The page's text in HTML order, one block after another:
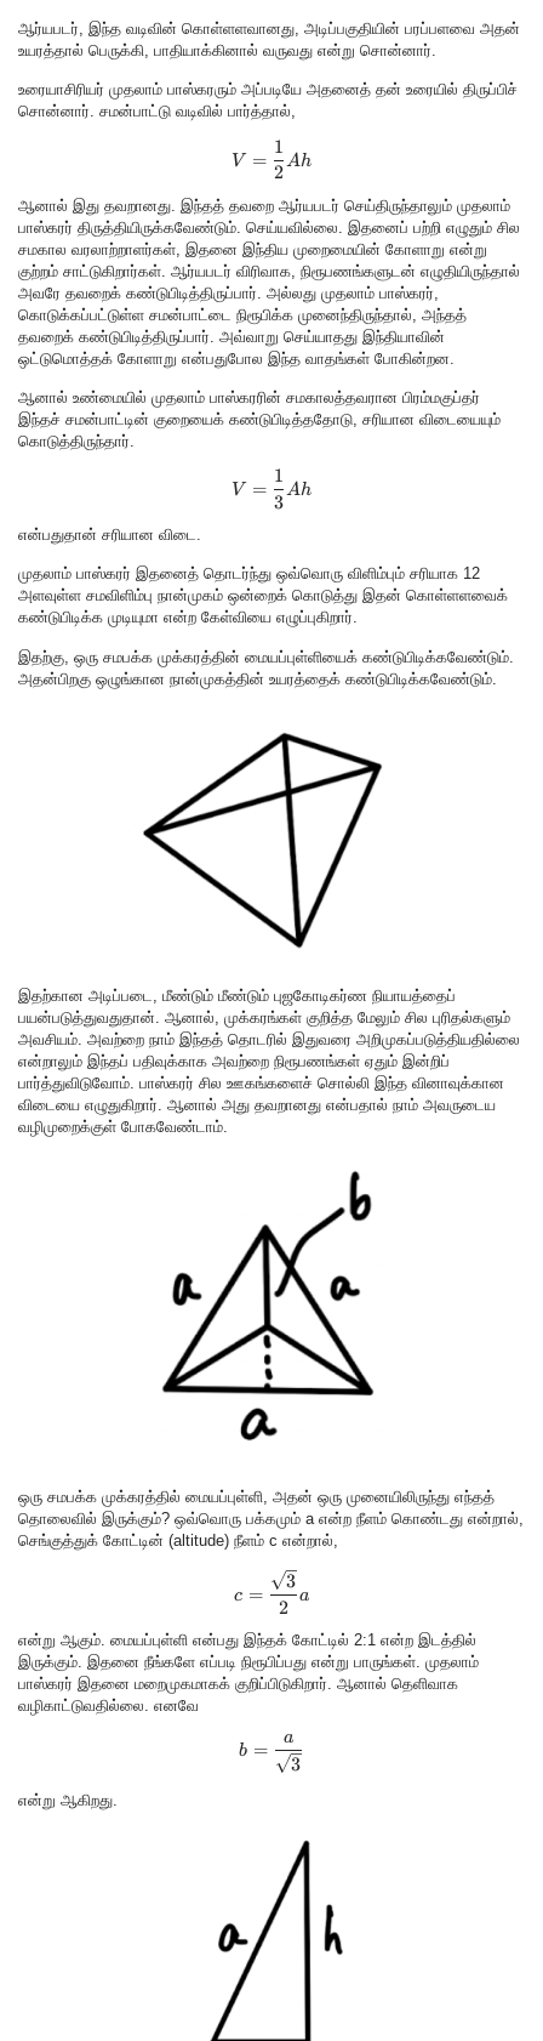
ஆர்யபடர், இந்த வடிவின் கொள்ளளவானது, அடிப்பகுதியின் பரப்பளவை அதன்
உயரத்தால் பெருக்கி, பாதியாக்கினால் வருவது என்று சொன்னார்.
உரையாசிரியர் முதலாம் பாஸ்கரரும் அப்படியே அதனைத் தன் உரையில் திருப்பிச்
சொன்னார். சமன்பாட்டு வடிவில் பார்த்தால்,
V = \frac{1}{2} A h
V =
2
1
A h
ஆனால் இது தவறானது. இந்தத் தவறை ஆர்யபடர் செய்திருந்தாலும் முதலாம்
பாஸ்கரர் திருத்தியிருக்கவேண்டும். செய்யவில்லை. இதனைப் பற்றி எழுதும் சில
சமகால வரலாற்றாளர்கள், இதனை இந்திய முறைமையின் கோளாறு என்று
குற்றம் சாட்டுகிறார்கள். ஆர்யபடர் விரிவாக, நிரூபணங்களுடன் எழுதியிருந்தால்
அவரே தவறைக் கண்டுபிடித்திருப்பார். அல்லது முதலாம் பாஸ்கரர்,
கொடுக்கப்பட்டுள்ள சமன்பாட்டை நிரூபிக்க முனைந்திருந்தால், அந்தத்
தவறைக் கண்டுபிடித்திருப்பார். அவ்வாறு செய்யாதது இந்தியாவின்
ஒட்டுமொத்தக் கோளாறு என்பதுபோல இந்த வாதங்கள் போகின்றன.
ஆனால் உண்மையில் முதலாம் பாஸ்கரரின் சமகாலத்தவரான பிரம்மகுப்தர்
இந்தச் சமன்பாட்டின் குறையைக் கண்டுபிடித்ததோடு, சரியான விடையையும்
கொடுத்திருந்தார்.
V = \frac{1}{3} A h
V =
3
1
Ah
என்பதுதான் சரியான விடை.
முதலாம் பாஸ்கரர் இதனைத் தொடர்ந்து ஒவ்வொரு விளிம்பும் சரியாக 12
அளவுள்ள சமவிளிம்பு நான்முகம் ஒன்றைக் கொடுத்து இதன் கொள்ளளவைக்
கண்டுபிடிக்க முடியுமா என்ற கேள்வியை எழுப்புகிறார்.
இதற்கு, ஒரு சமபக்க முக்கரத்தின் மையப்புள்ளியைக் கண்டுபிடிக்கவேண்டும்.
அதன்பிறகு ஒழுங்கான நான்முகத்தின் உயரத்தைக் கண்டுபிடிக்கவேண்டும்.
இதற்கான அடிப்படை, மீண்டும் மீண்டும் புஜகோடிகர்ண நியாயத்தைப்
பயன்படுத்துவதுதான். ஆனால், முக்கரங்கள் குறித்த மேலும் சில புரிதல்களும்
அவசியம். அவற்றை நாம் இந்தத் தொடரில் இதுவரை அறிமுகப்படுத்தியதில்லை
என்றாலும் இந்தப் பதிவுக்காக அவற்றை நிரூபணங்கள் ஏதும் இன்றிப்
பார்த்துவிடுவோம். பாஸ்கரர் சில ஊகங்களைச் சொல்லி இந்த வினாவுக்கான
விடையை எழுதுகிறார். ஆனால் அது தவறானது என்பதால் நாம் அவருடைய
வழிமுறைக்குள் போகவேண்டாம்.
ஒரு சமபக்க முக்கரத்தில் மையப்புள்ளி, அதன் ஒரு முனையிலிருந்து எந்தத்
தொலைவில் இருக்கும்? ஒவ்வொரு பக்கமும் a என்ற நீளம் கொண்டது என்றால்,
செங்குத்துக் கோட்டின் (altitude) நீளம் c என்றால்,
c = \frac{\sqrt{3}}{2} a
c =
2
3
a
என்று ஆகும். மையப்புள்ளி என்பது இந்தக் கோட்டில் 2:1 என்ற இடத்தில்
இருக்கும். இதனை நீங்களே எப்படி நிரூபிப்பது என்று பாருங்கள். முதலாம்
பாஸ்கரர் இதனை மறைமுகமாகக் குறிப்பிடுகிறார். ஆனால் தெளிவாக
வழிகாட்டுவதில்லை. எனவே
b = \frac{a}{\sqrt{3}}
b =
3
a
என்று ஆகிறது.